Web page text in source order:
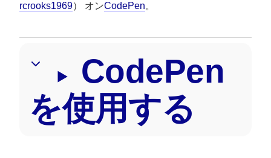
rcrooks1969） オンCodePen。
CodePen
を使用する